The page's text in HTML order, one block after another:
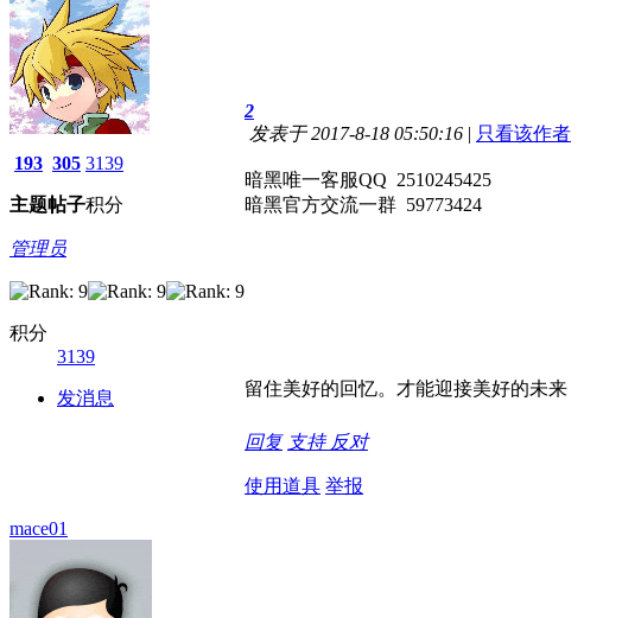
193
主题
305
帖子
3139
积分
管理员
积分
3139
发消息
2
发表于 2017-8-18 05:50:16 | 只看该作者
暗黑唯一客服QQ 2510245425
暗黑官方交流一群 59773424
留住美好的回忆。才能迎接美好的未来
回复 支持 反对
使用道具 举报
mace01